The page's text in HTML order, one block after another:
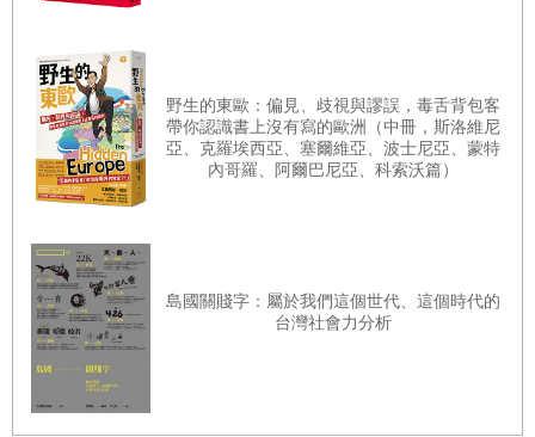
野生的東歐：偏見、歧視與謬誤，毒舌背包客
帶你認識書上沒有寫的歐洲（中冊，斯洛維尼
亞、克羅埃西亞、塞爾維亞、波士尼亞、蒙特
內哥羅、阿爾巴尼亞、科索沃篇）
島國關賤字：屬於我們這個世代、這個時代的
台灣社會力分析